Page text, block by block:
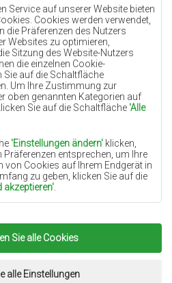
Service auf unserer Website bieten
Cookies werden verwendet,
die Präferenzen des Nutzers
Websites zu optimieren,
Sitzung des Website-Nutzers
die einzelnen Cookie-
Sie auf die Schaltfläche
Um Ihre Zustimmung zur
oben genannten Kategorien auf
Sie auf die Schaltfläche 'Alle
'Einstellungen ändern' klicken,
Präferenzen entsprechen, um Ihre
Cookies auf Ihrem Endgerät in
zu geben, klicken Sie auf die
akzeptieren'
das berechtigte Interesse des
oder Dritter in Form der
Dienste auf unserer
des Datenverwalters und
Sie alle Cookies
alle Einstellungen
Lilac
Gelb
Pfefferminz
Blau
Orange
Rosa
Terrakotte
Grün
Golden
Chemex.Alle Rechte
www.dimax.pl